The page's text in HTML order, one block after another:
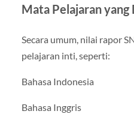
Mata Pelajaran yang
Secara umum, nilai rapor
pelajaran inti, seperti:
Bahasa Indonesia
Bahasa Inggris